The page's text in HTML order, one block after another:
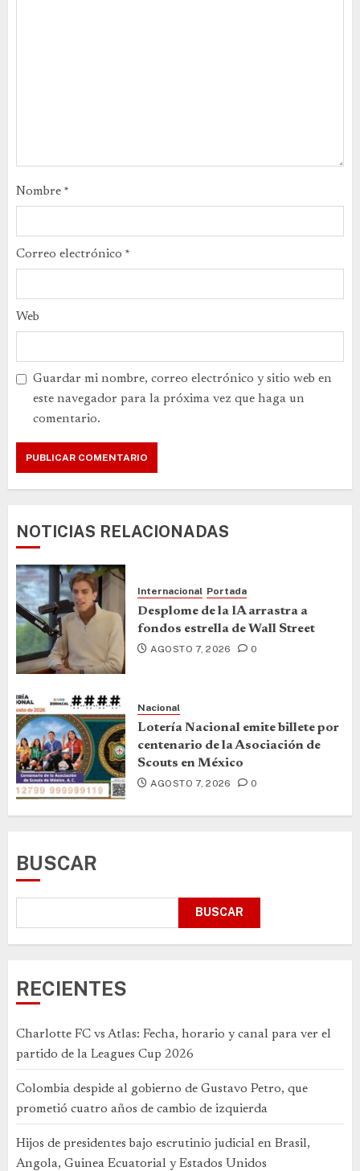
Nombre *
Correo electrónico *
Web
Guardar mi nombre, correo electrónico y sitio web en
este navegador para la próxima vez que haga un
comentario.
NOTICIAS RELACIONADAS
Internacional Portada
Desplome de la IA arrastra a
fondos estrella de Wall Street
AGOSTO 7, 2026 0
Nacional
Lotería Nacional emite billete por
centenario de la Asociación de
Scouts en México
AGOSTO 7, 2026 0
BUSCAR
BUSCAR
RECIENTES
Charlotte FC vs Atlas: Fecha, horario y canal para ver el
partido de la Leagues Cup 2026
Colombia despide al gobierno de Gustavo Petro, que
prometió cuatro años de cambio de izquierda
Hijos de presidentes bajo escrutinio judicial en Brasil,
Angola, Guinea Ecuatorial y Estados Unidos